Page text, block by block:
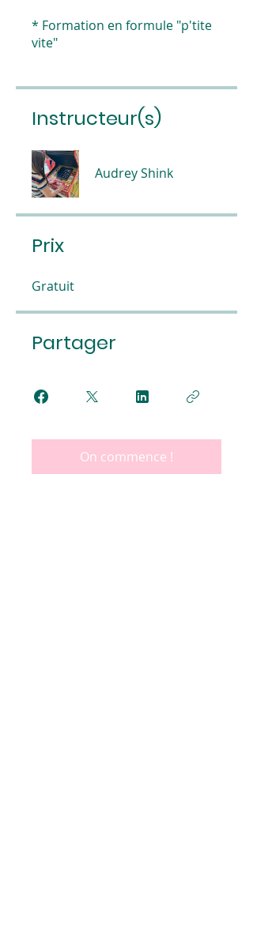
* Formation en formule "p'tite
vite"
Instructeur(s)
Audrey Shink
Prix
Gratuit
Partager
On commence !